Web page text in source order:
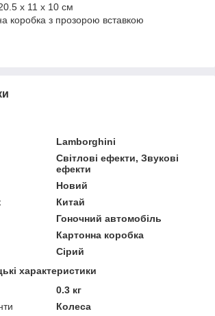
х 11 х 10 см
коробка з прозорою вставкою
Lamborghini
Світлові ефекти, Звукові
ефекти
Новий
Китай
Гоночний автомобіль
Картонна коробка
Сірий
характеристики
0.3 кг
Колеса